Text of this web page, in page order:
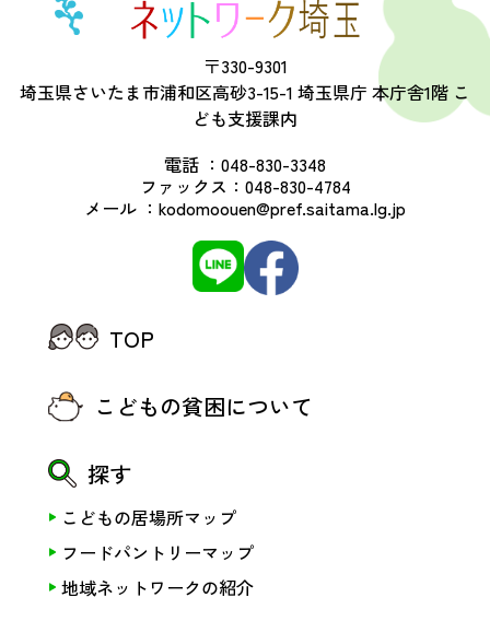
〒330-9301
埼玉県さいたま市浦和区高砂3-15-1 埼玉県庁 本庁舎1階 こ
ども支援課内
電話 ： 048-830-3348
ファックス： 048-830-4784
メール ： kodomoouen@pref.saitama.lg.jp
TOP
こどもの貧困について
探す
こどもの居場所マップ
フードパントリーマップ
地域ネットワークの紹介